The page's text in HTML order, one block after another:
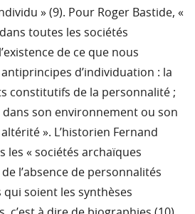
» (9). Pour Roger Bastide, «
toutes les sociétés
de ce que nous
d’individuation : la
constitutifs de la personnalité ;
dans son environnement ou son
». L’historien Fernand
les « sociétés archaïques
l’absence de personnalités
soient les synthèses